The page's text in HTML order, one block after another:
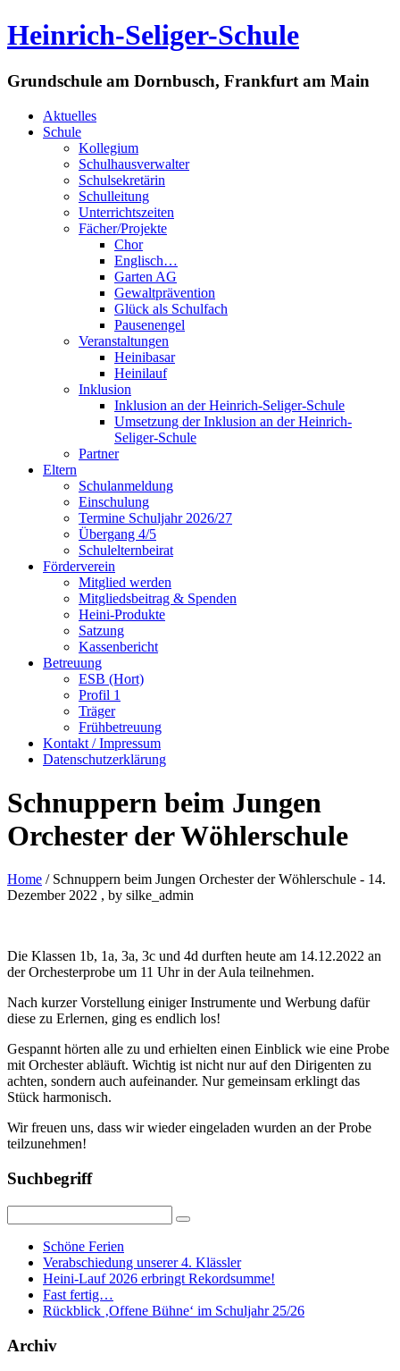
Heinrich-Seliger-Schule
Grundschule am Dornbusch, Frankfurt am Main
Aktuelles
Schule
Kollegium
Schulhausverwalter
Schulsekretärin
Schulleitung
Unterrichtszeiten
Fächer/Projekte
Chor
Englisch…
Garten AG
Gewaltprävention
Glück als Schulfach
Pausenengel
Veranstaltungen
Heinibasar
Heinilauf
Inklusion
Inklusion an der Heinrich-Seliger-Schule
Umsetzung der Inklusion an der Heinrich-
Seliger-Schule
Partner
Eltern
Schulanmeldung
Einschulung
Termine Schuljahr 2026/27
Übergang 4/5
Schulelternbeirat
Förderverein
Mitglied werden
Mitgliedsbeitrag & Spenden
Heini-Produkte
Satzung
Kassenbericht
Betreuung
ESB (Hort)
Profil 1
Träger
Frühbetreuung
Kontakt / Impressum
Datenschutzerklärung
Schnuppern beim Jungen
Orchester der Wöhlerschule
Home / Schnuppern beim Jungen Orchester der Wöhlerschule - 14.
Dezember 2022 , by silke_admin
Die Klassen 1b, 1a, 3a, 3c und 4d durften heute am 14.12.2022 an
der Orchesterprobe um 11 Uhr in der Aula teilnehmen.
Nach kurzer Vorstellung einiger Instrumente und Werbung dafür
diese zu Erlernen, ging es endlich los!
Gespannt hörten alle zu und erhielten einen Einblick wie eine Probe
mit Orchester abläuft. Wichtig ist nicht nur auf den Dirigenten zu
achten, sondern auch aufeinander. Nur gemeinsam erklingt das
Stück harmonisch.
Wir freuen uns, dass wir wieder eingeladen wurden an der Probe
teilzunehmen!
Suchbegriff
Schöne Ferien
Verabschiedung unserer 4. Klässler
Heini-Lauf 2026 erbringt Rekordsumme!
Fast fertig…
Rückblick ‚Offene Bühne‘ im Schuljahr 25/26
Archiv